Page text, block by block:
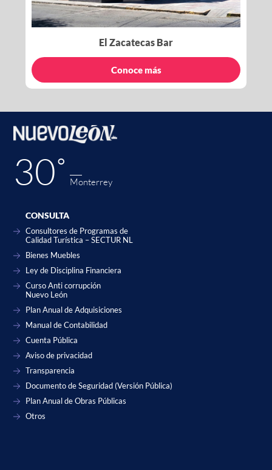
El Zacatecas Bar
Conoce más
30˚ Monterrey
CONSULTA
Consultores de Programas de
Calidad Turística – SECTUR NL
Bienes Muebles
Ley de Disciplina Financiera
Curso Anti corrupción
Nuevo León
Plan Anual de Adquisiciones
Manual de Contabilidad
Cuenta Pública
Aviso de privacidad
Transparencia
Documento de Seguridad (Versión Pública)
Plan Anual de Obras Públicas
Otros